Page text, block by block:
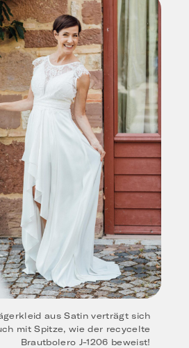
aus Satin verträgt sich
mit Spitze, wie der recycelte
Brautbolero J-1206 beweist!